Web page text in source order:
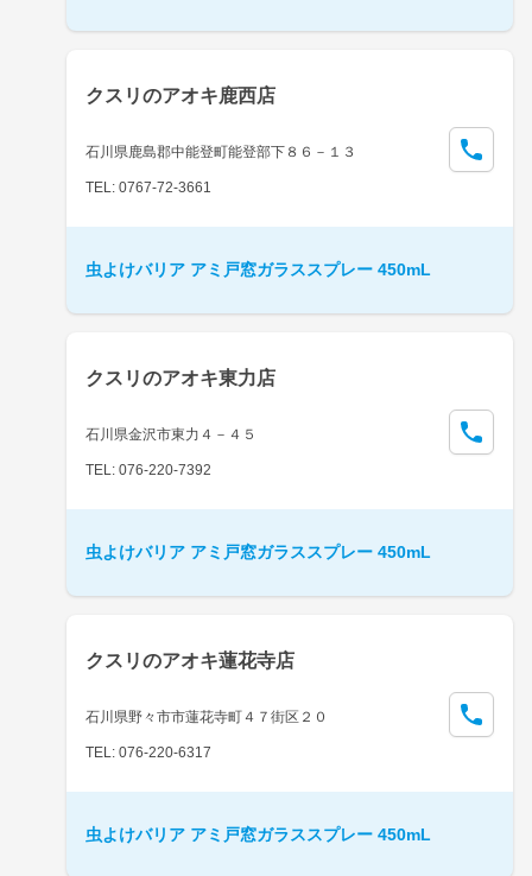
クスリのアオキ鹿西店
石川県鹿島郡中能登町能登部下８６－１３
TEL: 0767-72-3661
虫よけバリア アミ戸窓ガラススプレー 450mL
クスリのアオキ東力店
石川県金沢市東力４－４５
TEL: 076-220-7392
虫よけバリア アミ戸窓ガラススプレー 450mL
クスリのアオキ蓮花寺店
石川県野々市市蓮花寺町４７街区２０
TEL: 076-220-6317
虫よけバリア アミ戸窓ガラススプレー 450mL